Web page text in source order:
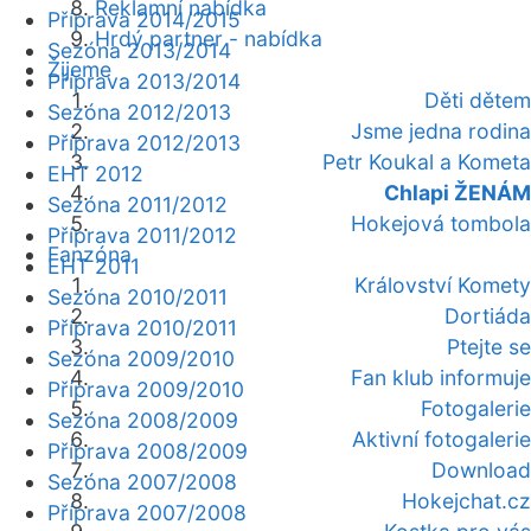
Reklamní nabídka
Hrdý partner - nabídka
Žijeme
Děti dětem
Jsme jedna rodina
Petr Koukal a Kometa
Chlapi ŽENÁM
Hokejová tombola
Fanzóna
Království Komety
Dortiáda
Ptejte se
Fan klub informuje
Fotogalerie
Aktivní fotogalerie
Download
Hokejchat.cz
Příprava 2014/2015
Sezóna 2013/2014
Příprava 2013/2014
Sezóna 2012/2013
Příprava 2012/2013
EHT 2012
Sezóna 2011/2012
Příprava 2011/2012
EHT 2011
Sezóna 2010/2011
Příprava 2010/2011
Sezóna 2009/2010
Příprava 2009/2010
Sezóna 2008/2009
Příprava 2008/2009
Sezóna 2007/2008
Příprava 2007/2008